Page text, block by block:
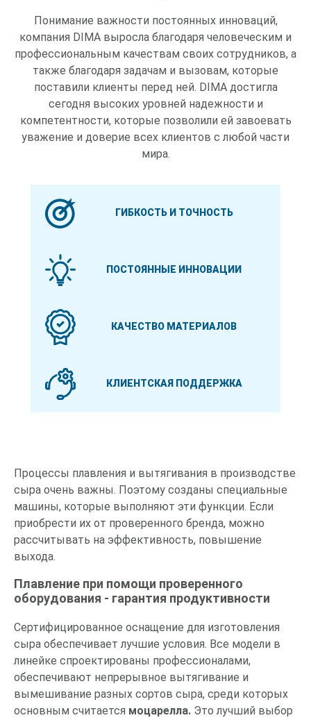
Понимание важности постоянных инноваций,
компания DIMA выросла благодаря человеческим и
профессиональным качествам своих сотрудников, а
также благодаря задачам и вызовам, которые
поставили клиенты перед ней. DIMA достигла
сегодня высоких уровней надежности и
компетентности, которые позволили ей завоевать
уважение и доверие всех клиентов с любой части
мира.
ГИБКОСТЬ И ТОЧНОСТЬ
ПОСТОЯННЫЕ ИННОВАЦИИ
КАЧЕСТВО МАТЕРИАЛОВ
КЛИЕНТСКАЯ ПОДДЕРЖКА
Процессы плавления и вытягивания в производстве
сыра очень важны. Поэтому созданы специальные
машины, которые выполняют эти функции. Если
приобрести их от проверенного бренда, можно
рассчитывать на эффективность, повышение
выхода.
Плавление при помощи проверенного
оборудования - гарантия продуктивности
Сертифицированное оснащение для изготовления
сыра обеспечивает лучшие условия. Все модели в
линейке спроектированы профессионалами,
обеспечивают непрерывное вытягивание и
вымешивание разных сортов сыра, среди которых
основным считается моцарелла. Это лучший выбор